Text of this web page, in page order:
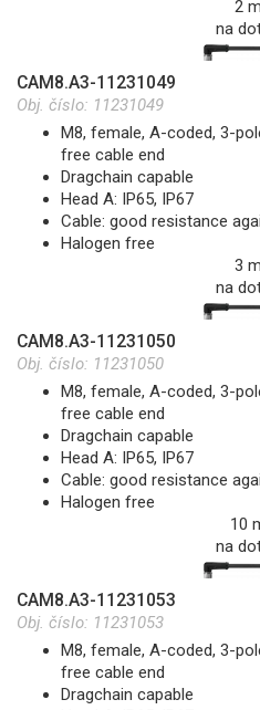
2 m
na
CAM8.A3-11231049
Obj. číslo: 11231049
M8, female, A-coded, 3-
free cable end
Dragchain capable
Head A: IP65, IP67
Cable: good resistance
Halogen free
3 m
na
CAM8.A3-11231050
Obj. číslo: 11231050
M8, female, A-coded, 3-
free cable end
Dragchain capable
Head A: IP65, IP67
Cable: good resistance
Halogen free
10
na
CAM8.A3-11231053
Obj. číslo: 11231053
M8, female, A-coded, 3-
free cable end
Dragchain capable